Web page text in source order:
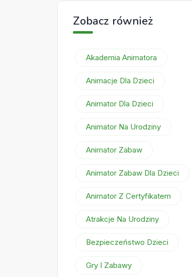
Zobacz również
Akademia Animatora
Animacje Dla Dzieci
Animator Dla Dzieci
Animator Na Urodziny
Animator Zabaw
Animator Zabaw Dla Dzieci
Animator Z Certyfikatem
Atrakcje Na Urodziny
Bezpieczeństwo Dzieci
Gry I Zabawy